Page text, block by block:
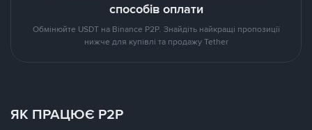
способів оплати
Обмінюйте USDT на Binance P2P. Знайдіть найкращі пропозиції
нижче для купівлі та продажу Tether
ЯК ПРАЦЮЄ P2P